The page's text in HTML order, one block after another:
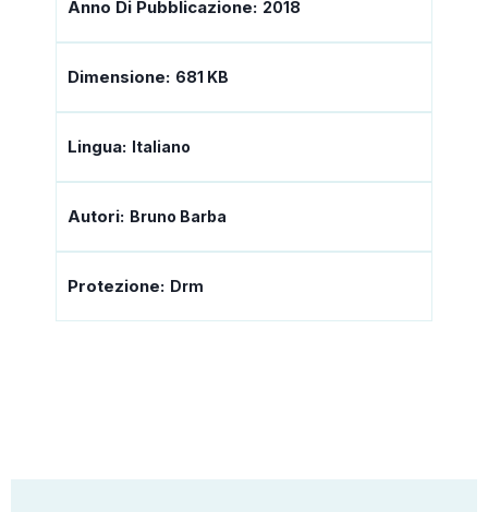
Anno Di Pubblicazione: 2018
Dimensione: 681 KB
Lingua: Italiano
Autori: Bruno Barba
Protezione: Drm